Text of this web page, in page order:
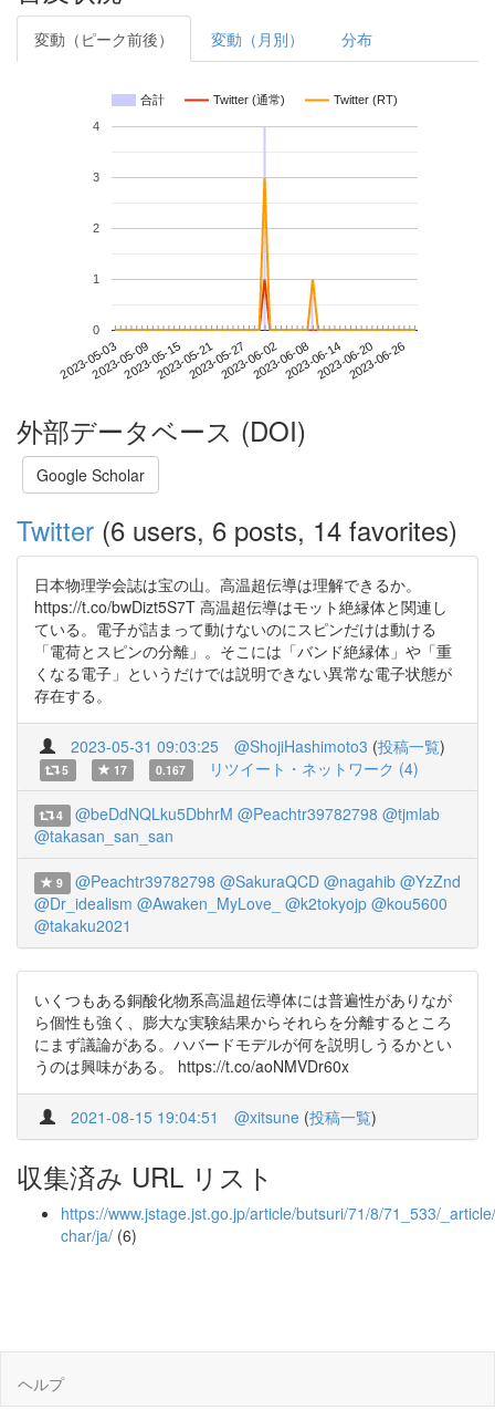
変動（ピーク前後） 変動（月別） 分布
合計 Twitter (通常) Twitter (RT)
2023-05-032023-05-092023-05-152023-05-212023-05-272023-06-022023-06-082023-06-142023-06-202023-06-26
0
1
2
3
4
外部データベース (DOI)
Google Scholar
Twitter (6 users, 6 posts, 14 favorites)
日本物理学会誌は宝の山。高温超伝導は理解できるか。
https://t.co/bwDizt5S7T 高温超伝導はモット絶縁体と関連し
ている。電子が詰まって動けないのにスピンだけは動ける
「電荷とスピンの分離」。そこには「バンド絶縁体」や「重
くなる電子」というだけでは説明できない異常な電子状態が
存在する。
2023-05-31 09:03:25 @ShojiHashimoto3 (投稿一覧)
5 17 0.167 リツイート・ネットワーク (4)
4 @beDdNQLku5DbhrM @Peachtr39782798 @tjmlab
@takasan_san_san
9 @Peachtr39782798 @SakuraQCD @nagahib @YzZnd
@Dr_idealism @Awaken_MyLove_ @k2tokyojp @kou5600
@takaku2021
いくつもある銅酸化物系高温超伝導体には普遍性がありなが
ら個性も強く、膨大な実験結果からそれらを分離するところ
にまず議論がある。ハバードモデルが何を説明しうるかとい
うのは興味がある。 https://t.co/aoNMVDr60x
2021-08-15 19:04:51 @xitsune (投稿一覧)
収集済み URL リスト
https://www.jstage.jst.go.jp/article/butsuri/71/8/71_533/
char/ja/ (6)
ヘルプ